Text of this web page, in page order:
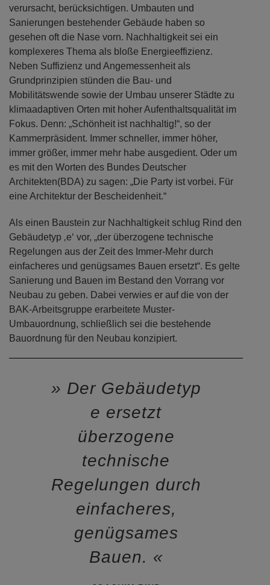
verursacht, berücksichtigen. Umbauten und
Sanierungen bestehender Gebäude haben so
gesehen oft die Nase vorn. Nachhaltigkeit sei ein
komplexeres Thema als bloße Energieeffizienz.
Neben Suffizienz und Angemessenheit als
Grundprinzipien stünden die Bau- und
Mobilitätswende sowie der Umbau unserer Städte zu
klimaadaptiven Orten mit hoher Aufenthaltsqualität im
Fokus. Denn: „Schönheit ist nachhaltig!“, so der
Kammerpräsident. Immer schneller, immer höher,
immer größer, immer mehr habe ausgedient. Oder um
es mit den Worten des Bundes Deutscher
Architekten(BDA) zu sagen: „Die Party ist vorbei. Für
eine Architektur der Bescheidenheit.“
Als einen Baustein zur Nachhaltigkeit schlug Rind den
Gebäudetyp ‚e‘ vor, „der überzogene technische
Regelungen aus der Zeit des Immer-Mehr durch
einfacheres und genügsames Bauen ersetzt“. Es gelte
Sanierung und Bauen im Bestand den Vorrang vor
Neubau zu geben. Dabei verwies er auf die von der
BAK-Arbeitsgruppe erarbeitete Muster-
Umbauordnung, schließlich sei die bestehende
Bauordnung für den Neubau konzipiert.
Der Gebäudetyp
e ersetzt
überzogene
technische
Regelungen durch
einfacheres,
genügsames
Bauen.